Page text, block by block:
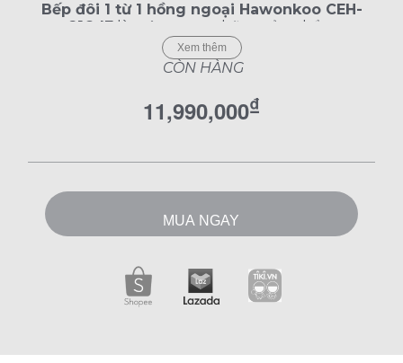
Bếp đôi 1 từ 1 hồng ngoại Hawonkoo CEH-
216-IF là một trong những sản phẩm
đang được nhiều khách hàng
quan tâm hiện nay. Bếp sở hữu hai vùng nấu
riêng biệt, một điện từ và một điện hồng ngoại,
hỗ trợ chế biến đa dạng món ăn. Thông tin chi
tiết về sản phẩm được giới thiệu dưới đây.
Xem thêm
CÒN HÀNG
11,990,000₫
MUA NGAY